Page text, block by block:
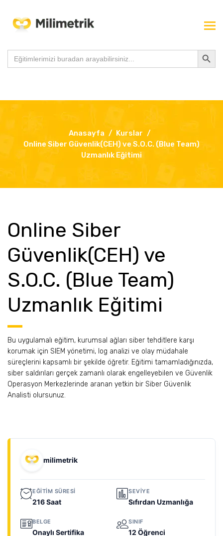
Search
for:
Search Button
Anasayfa
Kurslar
Online Siber Güvenlik(CEH) ve S.O.C. (Blue Team)
Uzmanlık Eğitimi
Online Siber
Güvenlik(CEH) ve
S.O.C. (Blue Team)
Uzmanlık Eğitimi
Bu uygulamalı eğitim, kurumsal ağları siber tehditlere karşı
korumak için SIEM yönetimi, log analizi ve olay müdahale
süreçlerini kapsamlı bir şekilde öğretir. Eğitimi tamamladığınızda,
siber saldırıları gerçek zamanlı olarak engelleyebilen ve Güvenlik
Operasyon Merkezlerinde aranan yetkin bir Siber Güvenlik
Analisti olursunuz.
milimetrik
EĞITIM SÜRESI
216 Saat
SEVIYE
Sıfırdan Uzmanlığa
BELGE
Onaylı Sertifika
SINIF
12 Öğrenci